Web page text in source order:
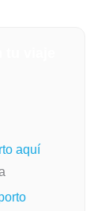
aquí